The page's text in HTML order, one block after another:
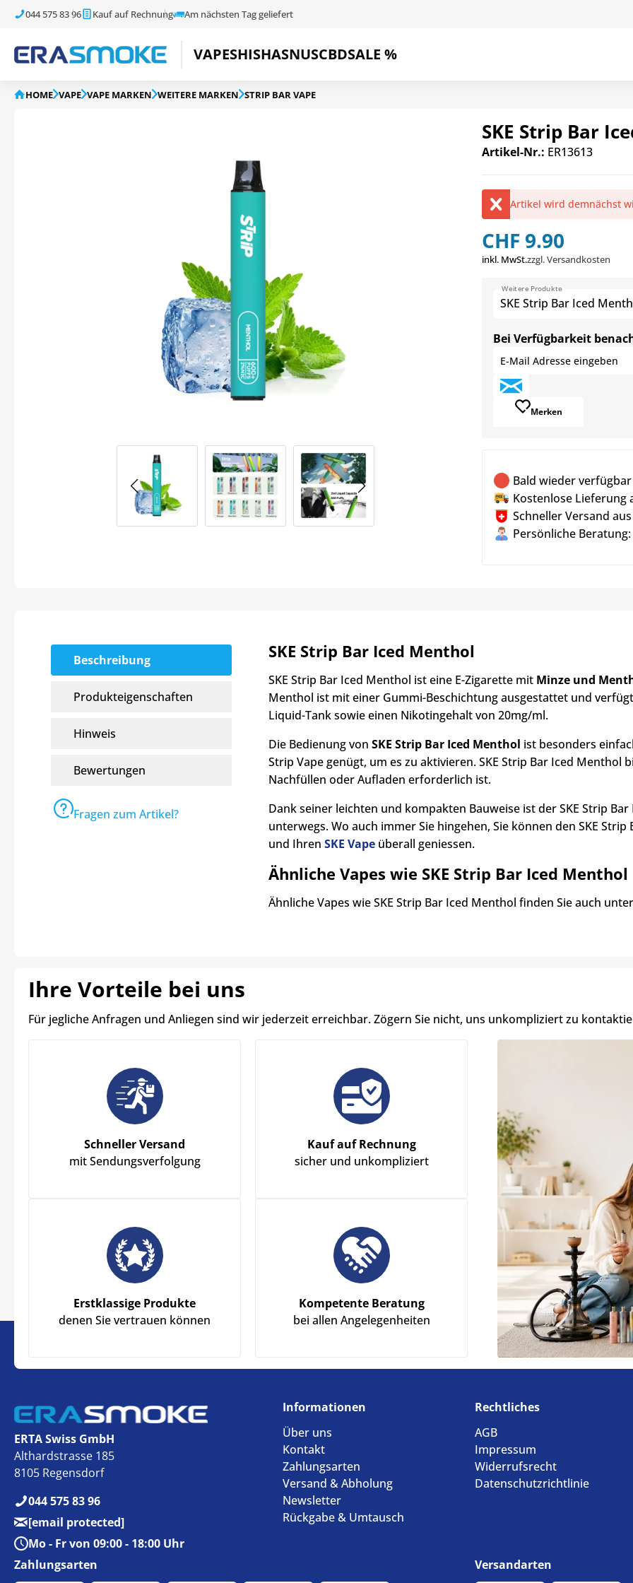
044 575 83 96 Kauf auf Rechnung Am nächsten Tag geliefert
VAPESHISHASNUSCBDSALE %
HOME VAPE VAPE MARKEN WEITERE MARKEN STRIP BAR VAPE
SKE Strip Bar
Artikel-Nr.: ER13613
Artikel wird demnächst
CHF 9.90
inkl. MwSt.zzgl. Versandkosten
SKE Strip Bar Iced
Weitere Produkte
Bei Verfügbarkeit
Merken
Bald wieder verfügbar
Kostenlose Lieferung
Schneller Versand
Persönliche Beratung:
Beschreibung
Produkteigenschaften
Hinweis
Bewertungen
Fragen zum Artikel?
SKE Strip Bar Iced Menthol
SKE Strip Bar Iced Menthol ist eine E-Zigarette mit Minze und
Menthol ist mit einer Gummi-Beschichtung ausgestattet und
Liquid-Tank sowie einen Nikotingehalt von 20mg/ml.
Die Bedienung von SKE Strip Bar Iced Menthol ist besonders
Strip Vape genügt, um es zu aktivieren. SKE Strip Bar Iced Menthol
Nachfüllen oder Aufladen erforderlich ist.
Dank seiner leichten und kompakten Bauweise ist der SKE Strip
unterwegs. Wo auch immer Sie hingehen, Sie können den SKE
und Ihren SKE Vape überall geniessen.
Ähnliche Vapes wie SKE Strip Bar Iced Menthol
Ähnliche Vapes wie SKE Strip Bar Iced Menthol finden Sie auch
Ihre Vorteile bei uns
Für jegliche Anfragen und Anliegen sind wir jederzeit erreichbar. Zögern Sie nicht, uns unkompliziert zu
Schneller Versand
mit Sendungsverfolgung
Kauf auf Rechnung
sicher und unkompliziert
Erstklassige Produkte
denen Sie vertrauen können
Kompetente Beratung
bei allen Angelegenheiten
ERTA Swiss GmbH
Althardstrasse 185
8105 Regensdorf
044 575 83 96
[email protected]
Mo - Fr von 09:00 - 18:00 Uhr
Informationen
Über uns
Kontakt
Zahlungsarten
Versand & Abholung
Newsletter
Rückgabe & Umtausch
Rechtliches
AGB
Impressum
Widerrufsrecht
Datenschutzrichtlinie
Zahlungsarten Versandarten